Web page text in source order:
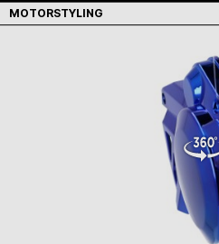
MOTORSTYLING